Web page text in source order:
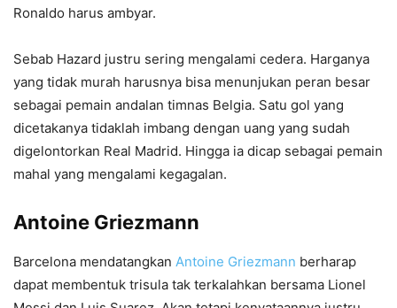
Ronaldo harus ambyar.
Sebab Hazard justru sering mengalami cedera. Harganya
yang tidak murah harusnya bisa menunjukan peran besar
sebagai pemain andalan timnas Belgia. Satu gol yang
dicetakanya tidaklah imbang dengan uang yang sudah
digelontorkan Real Madrid. Hingga ia dicap sebagai pemain
mahal yang mengalami kegagalan.
Antoine Griezmann
Barcelona mendatangkan Antoine Griezmann berharap
dapat membentuk trisula tak terkalahkan bersama Lionel